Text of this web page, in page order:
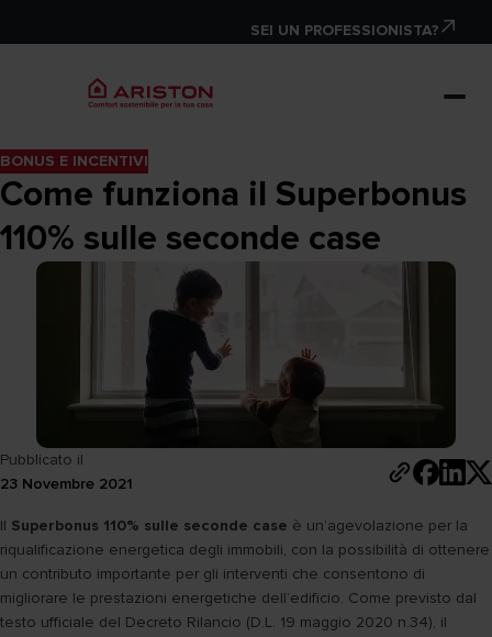
SEI UN PROFESSIONISTA?
BONUS E INCENTIVI
Come funziona il Superbonus
110% sulle seconde case
Pubblicato il
23 Novembre 2021
Il Superbonus 110% sulle seconde case è un’agevolazione per la
riqualificazione energetica degli immobili, con la possibilità di ottenere
un contributo importante per gli interventi che consentono di
migliorare le prestazioni energetiche dell’edificio. Come previsto dal
testo ufficiale del Decreto Rilancio (D.L. 19 maggio 2020 n.34), il